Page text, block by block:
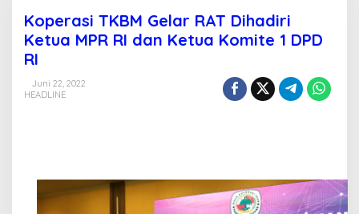
p
e
r
e
l
Koperasi TKBM Gelar RAT Dihadiri
Ketua MPR RI dan Ketua Komite 1 DPD
RI
Juni 22, 2022
HEADLINE